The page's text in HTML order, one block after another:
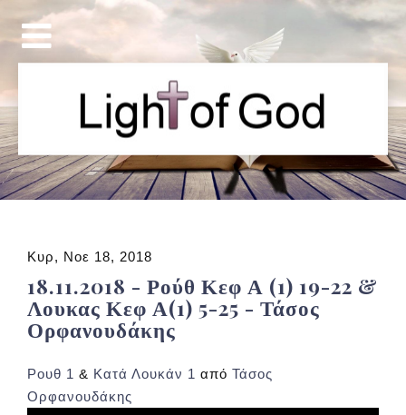
Κυρ, Νοε 18, 2018
18.11.2018 - Ρούθ Κεφ Α (1) 19-22 &
Λουκας Κεφ Α(1) 5-25 - Τάσος
Ορφανουδάκης
Ρουθ 1 & Κατά Λουκάν 1 από Τάσος
Ορφανουδάκης